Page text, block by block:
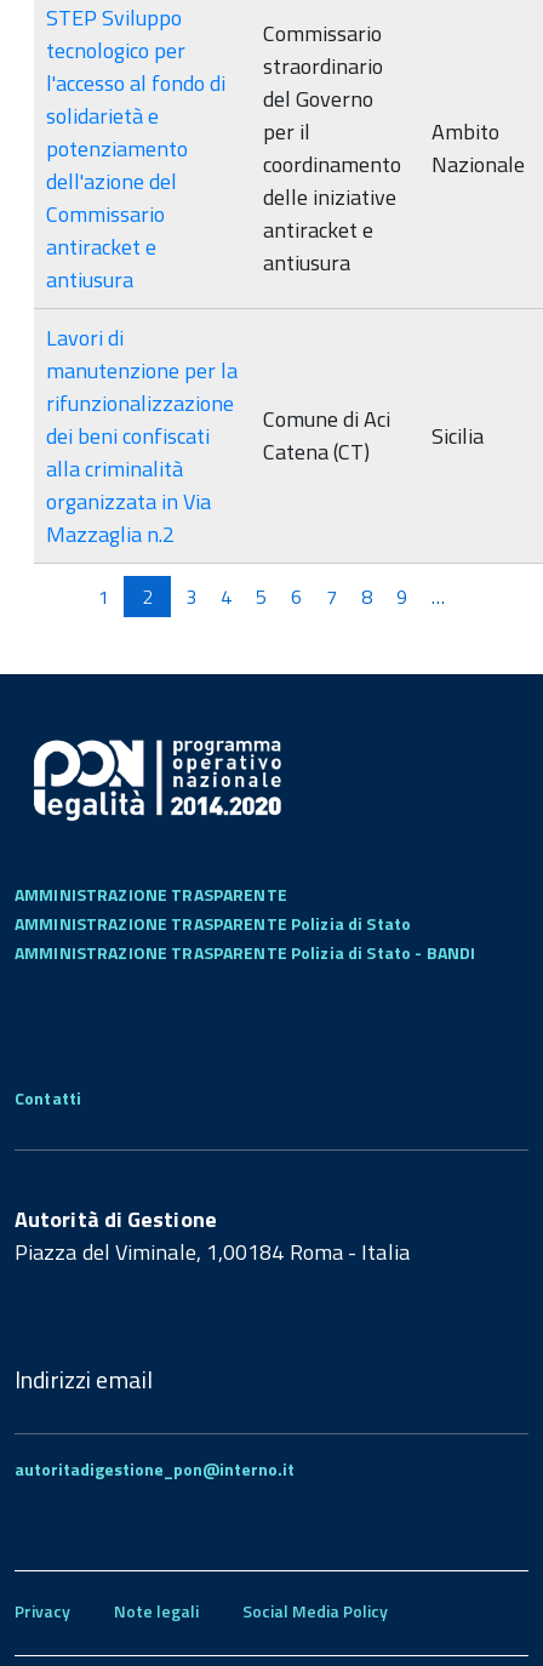
STEP Sviluppo
tecnologico per
l'accesso al fondo di
solidarietà e
potenziamento
dell'azione del
Commissario
antiracket e
antiusura
Commissario
straordinario
del Governo
per il
coordinamento
delle iniziative
antiracket e
antiusura
Ambito
Nazionale
Lavori di
manutenzione per la
rifunzionalizzazione
dei beni confiscati
alla criminalità
organizzata in Via
Mazzaglia n.2
Comune di Aci
Catena (CT)
Sicilia
1 2 3 4 5 6 7 8 9 …
AMMINISTRAZIONE TRASPARENTE
AMMINISTRAZIONE TRASPARENTE Polizia di Stato
AMMINISTRAZIONE TRASPARENTE Polizia di Stato - BANDI
Contatti
Autorità di Gestione
Piazza del Viminale, 1,00184 Roma - Italia
Indirizzi email
autoritadigestione_pon@interno.it
Privacy Note legali Social Media Policy